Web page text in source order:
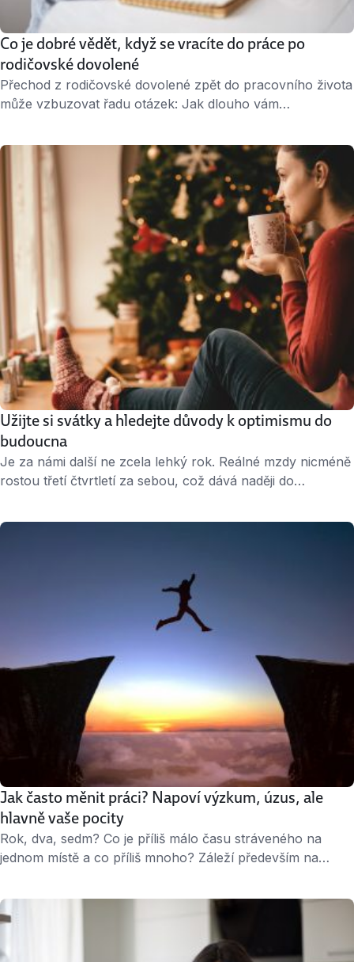
Co je dobré vědět, když se vracíte do práce po
rodičovské dovolené
Přechod z rodičovské dovolené zpět do pracovního života
může vzbuzovat řadu otázek: Jak dlouho vám
„obdobnou pozici“? Co když není žádné místo k dispozici?
Připravili jsme pro vás souhrn základních informací ve
spolupráci s neziskovou organizací M.arter. Jak dlouho mi
zaměstnavatel drží místo? Zaměstnavatel je povinen
Užijte si svátky a hledejte důvody k optimismu do
budoucna
Je za námi další ne zcela lehký rok. Reálné mzdy nicméně
rostou třetí čtvrtletí za sebou, což dává naději do
zasadit i sám. Konec roku bývá dobrou příležitostí k
Jak často měnit práci? Napoví výzkum, úzus, ale
hlavně vaše pocity
Rok, dva, sedm? Co je příliš málo času stráveného na
jednom místě a co příliš mnoho? Záleží především na
hrají také vaše pocity a důvody, proč práci měníte, nebo
v ní zůstáváte. Člověk měnící práci podezřele často může
být potenciálním zaměstnavatelem podezříván z toho, že
ani u něj …